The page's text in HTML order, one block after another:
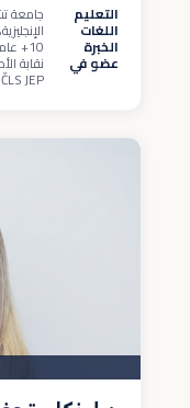
التعليم جامعة
اللغات
الخبرة 10+ عاماً
عضو في نقابة
ČLS JEP